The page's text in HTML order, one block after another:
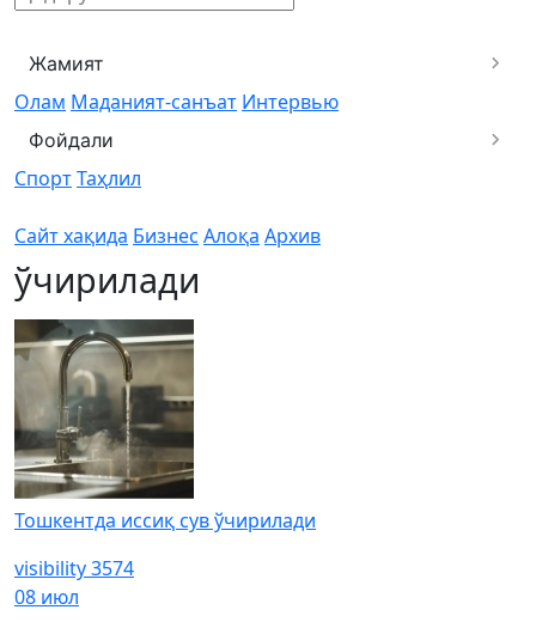
Жамият
Олам Маданият-санъат Интервью
Фойдали
СпортТаҳлил
Сайт хақида Бизнес Алоқа Архив
ўчирилади
Тошкентда иссиқ сув ўчирилади
visibility3574
08 июл